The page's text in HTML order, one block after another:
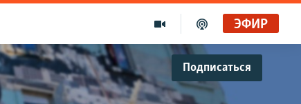
ЭФИР
Подписаться